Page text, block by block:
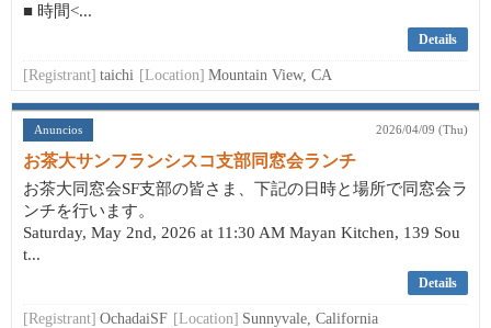
■ 時間<...
Details
[Registrant] taichi [Location] Mountain View, CA
Anuncios 2026/04/09 (Thu)
お茶大サンフランシスコ支部同窓会ランチ
お茶大同窓会SF支部の皆さま、下記の日時と場所で同窓会ラ
ンチを行います。
Saturday, May 2nd, 2026 at 11:30 AM Mayan Kitchen, 139 Sou
t...
Details
[Registrant] OchadaiSF [Location] Sunnyvale, California